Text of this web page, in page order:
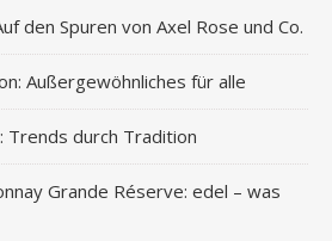
den Spuren von Axel Rose und Co.
Außergewöhnliches für alle
Trends durch Tradition
Grande Réserve: edel – was